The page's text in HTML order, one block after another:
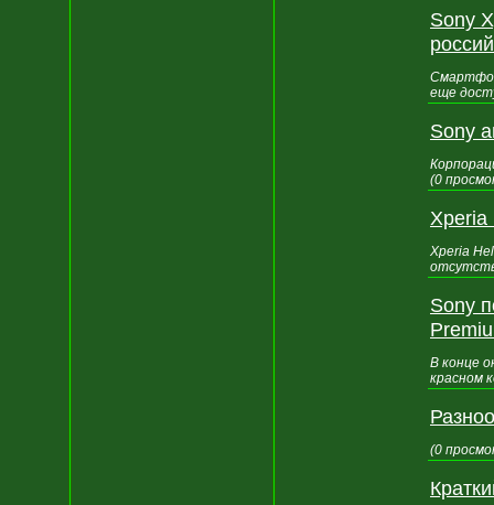
Sony
еще
Sony
(0
Xperia
Xperia
Sony
В конце
красном
(0